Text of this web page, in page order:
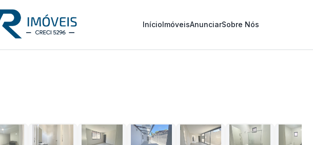
InícioImóveisAnunciarSobre Nós